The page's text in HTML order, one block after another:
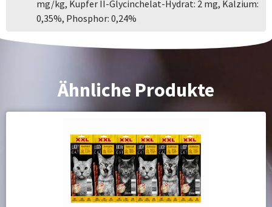
mg/kg, Kupfer II-Glycinchelat-Hydrat: 2 mg, Kalzium:
0,35%, Phosphor: 0,24%
Ähnliche Produkte